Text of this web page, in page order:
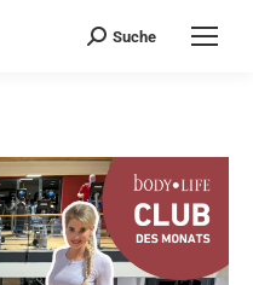
Search:
Suche